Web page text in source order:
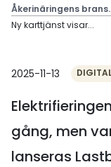
Åkerinäringens
Ny karttjänst visar...
2025-11-13
gång, men
lanseras